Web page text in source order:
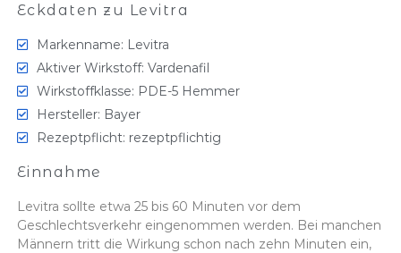
Eckdaten zu Levitra
Markenname: Levitra
Aktiver Wirkstoff: Vardenafil
Wirkstoffklasse: PDE-5 Hemmer
Hersteller: Bayer
Rezeptpflicht: rezeptpflichtig
Einnahme
Levitra sollte etwa 25 bis 60 Minuten vor dem
Geschlechtsverkehr eingenommen werden. Bei manchen
Männern tritt die Wirkung schon nach zehn Minuten ein,